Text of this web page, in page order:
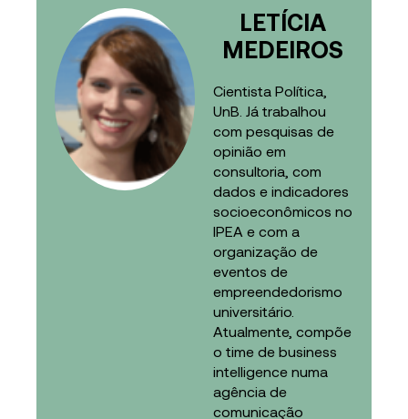
LETÍCIA
MEDEIROS
Cientista Política,
UnB. Já trabalhou
com pesquisas de
opinião em
consultoria, com
dados e indicadores
socioeconômicos no
IPEA e com a
organização de
eventos de
empreendedorismo
universitário.
Atualmente, compõe
o time de business
intelligence numa
agência de
comunicação